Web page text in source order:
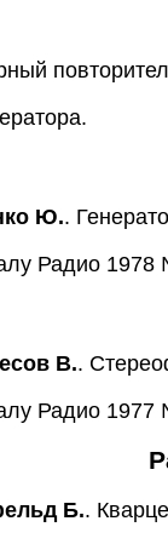
Ю..
Радио 1978
В..
Радио 1977
Б..